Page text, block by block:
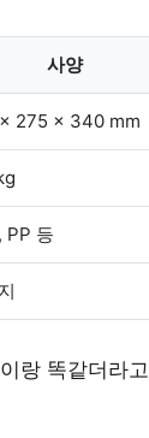
사양
275 x 340 mm
PP 등
랑 똑같더라